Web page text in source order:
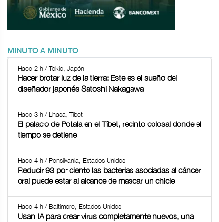
MINUTO A MINUTO
Hace 2 h / Tokio, Japón
Hacer brotar luz de la tierra: Este es el sueño del
diseñador japonés Satoshi Nakagawa
Hace 3 h / Lhasa, Tíbet
El palacio de Potala en el Tíbet, recinto colosal donde el
tiempo se detiene
Hace 4 h / Pensilvania, Estados Unidos
Reducir 93 por ciento las bacterias asociadas al cáncer
oral puede estar al alcance de mascar un chicle
Hace 4 h / Baltimore, Estados Unidos
Usan IA para crear virus completamente nuevos, una